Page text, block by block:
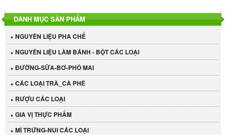
DANH MỤC SẢN PHẨM
NGUYÊN LIỆU PHA CHẾ
NGUYÊN LIỆU LÀM BÁNH - BỘT CÁC LOẠI
ĐƯỜNG-SỮA-BƠ-PHÔ MAI
CÁC LOẠI TRÀ_CÀ PHÊ
RƯỢU CÁC LOẠI
GIA VỊ THỰC PHẨM
MÌ TRỨNG-NUI CÁC LOẠI